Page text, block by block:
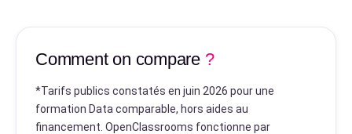
Comment on compare ?
*Tarifs publics constatés en juin 2026 pour une
formation Data comparable, hors aides au
financement. OpenClassrooms fonctionne par